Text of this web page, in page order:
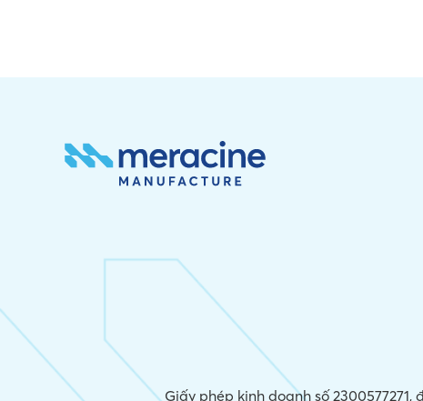
Giấy phép kinh doanh số